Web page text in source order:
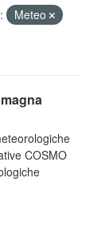
Meteo
COSMO